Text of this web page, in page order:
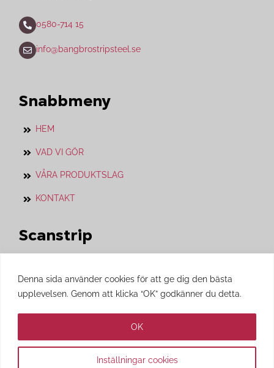
Denna sida använder cookies för att ge dig den bästa
upplevelsen. Genom att klicka “OK” godkänner du detta.
Inställningar cookies
OK
0580-714 15
info@bangbrostripsteel.se
Snabbmeny
HEM
VAD VI GÖR
VÅRA PRODUKTSLAG
KONTAKT
Scanstrip
samarbete med.
Besök gärnaScanstripshemsida.